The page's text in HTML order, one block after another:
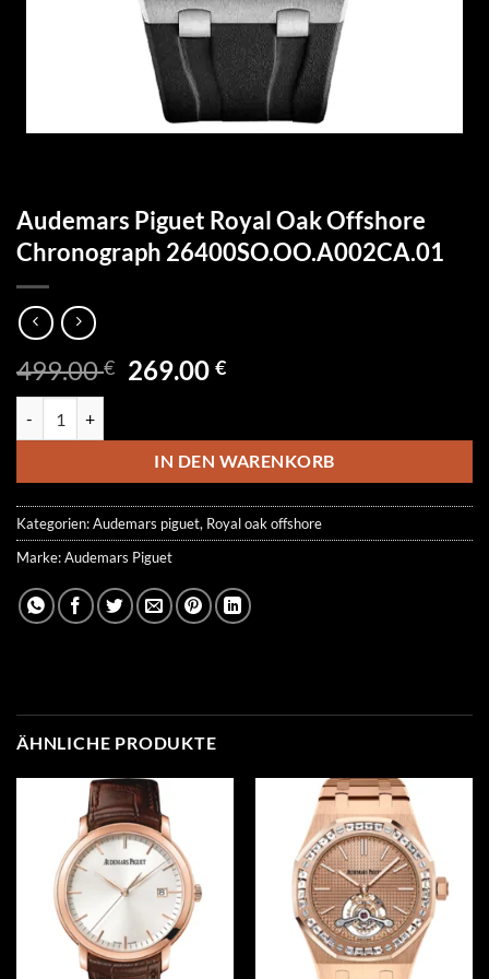
Audemars Piguet Royal Oak Offshore
Chronograph 26400SO.OO.A002CA.01
499.00€ Ursprünglicher
499.00 €
269.00€Aktueller
269.00 €.
IN DEN WARENKORB
Kategorien:Audemars piguet, Royal oak offshore
Marke:Audemars Piguet
ÄHNLICHE PRODUKTE